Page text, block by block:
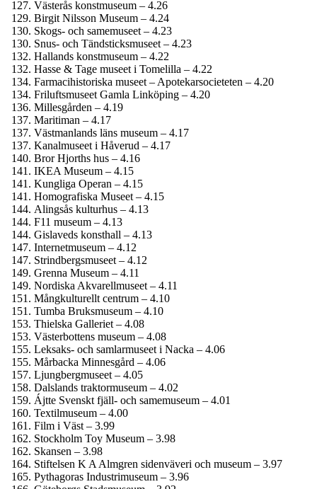
Västerås konstmuseum – 4.26
Birgit Nilsson Museum – 4.24
Skogs- och samemuseet – 4.23
Snus- och Tändsticks­museet – 4.23
Hallands konstmuseum – 4.22
Hasse & Tage museet i Tomelilla – 4.22
Farmaci­historiska museet – Apotekar­societeten – 4.20
Frilufts­museet Gamla Linköping – 4.20
Millesgården – 4.19
Maritiman – 4.17
Västmanlands läns museum – 4.17
Kanalmuseet i Håverud – 4.17
Bror Hjorths hus – 4.16
IKEA Museum – 4.15
Kungliga Operan – 4.15
Homografiska Museet – 4.15
Alingsås kulturhus – 4.13
F11 museum – 4.13
Gislaveds konsthall – 4.13
Internet­museum – 4.12
Strindbergs­museet – 4.12
Grenna Museum – 4.11
Nordiska Akvarellmuseet – 4.11
Mångkulturellt centrum – 4.10
Tumba Bruksmuseum – 4.10
Thielska Galleriet – 4.08
Västerbottens museum – 4.08
Leksaks- och samlar­museet i Nacka – 4.06
Mårbacka Minnesgård – 4.06
Ljungberg­museet – 4.05
Dalslands traktormuseum – 4.02
Ájtte Svenskt fjäll- och same­museum – 4.01
Textilmuseum – 4.00
Film i Väst – 3.99
Stockholm Toy Museum – 3.98
Skansen – 3.98
Stiftelsen K A Almgren sidenväveri och museum – 3.97
Pythagoras Industrimuseum – 3.96